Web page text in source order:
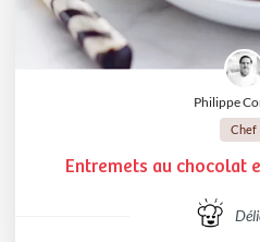
Philippe
Chef
Entremets au chocolat